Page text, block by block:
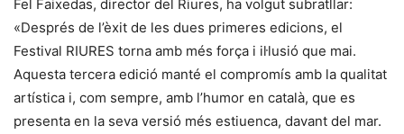
Fel Faixedas, director del Riures, ha volgut subratllar:
«Després de l’èxit de les dues primeres edicions, el
Festival RIURES torna amb més força i il·lusió que mai.
Aquesta tercera edició manté el compromís amb la qualitat
artística i, com sempre, amb l’humor en català, que es
presenta en la seva versió més estiuenca, davant del mar.